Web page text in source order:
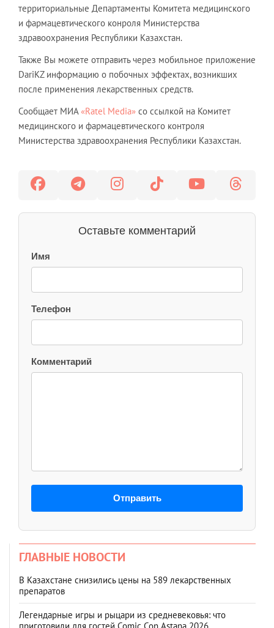
территориальные Департаменты Комитета медицинского
и фармацевтического конроля Министерства
здравоохранения Республики Казахстан.
Также Вы можете отправить через мобильное приложение
DariKZ информацию о побочных эффектах, возникших
после применения лекарственных средств.
Сообщает МИА «Ratel Media» со ссылкой на Комитет
медицинского и фармацевтического контроля
Министерства здравоохранения Республики Казахстан.
Оставьте комментарий
Имя
Телефон
Комментарий
Отправить
ГЛАВНЫЕ НОВОСТИ
В Казахстане снизились цены на 589 лекарственных
препаратов
Легендарные игры и рыцари из средневековья: что